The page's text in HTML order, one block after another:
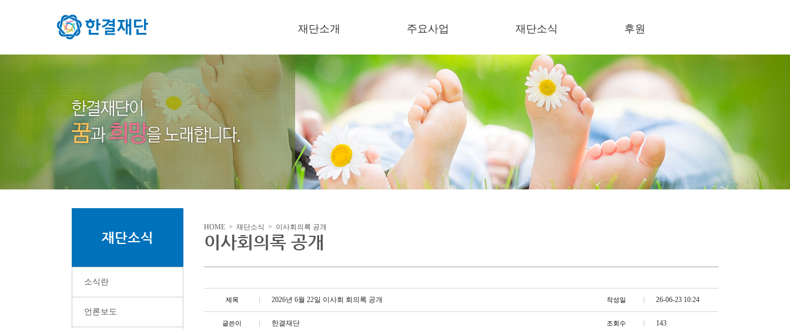
재단소개
미션/비젼
오시는 길
주요사업
복지기관 운영
보육기관 운영
한결장학금
잔치한마당
미세먼지저감 지원사업
재단소식
소식란
언론보도
이사회의록 공개
한결스토리
후원
후원하기
재단소식
소식란
언론보도
HOME > 재단소식 > 이사회의록 공개
이사회의록 공개
제목 2026년 6월 22일 이사회 회의록 공개 작성일 26-06-23 10:24
글쓴이 한결재단 조회수 143